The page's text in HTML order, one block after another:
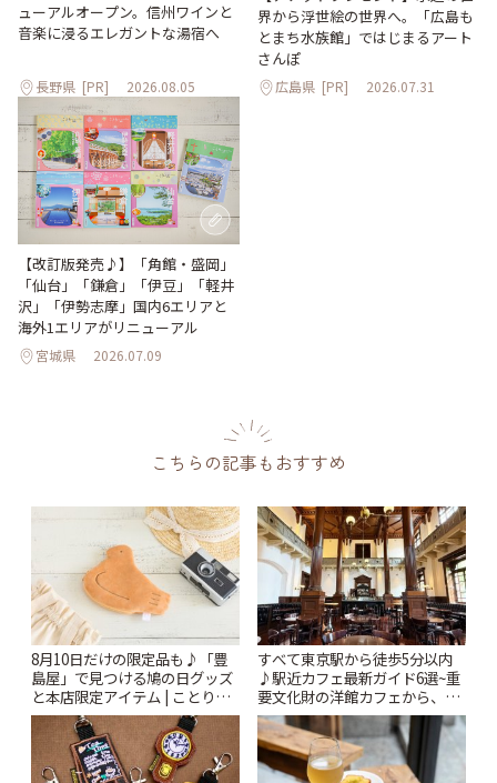
ューアルオープン。信州ワインと
音楽に浸るエレガントな湯宿へ
長野県 [PR] 2026.08.05
界から浮世絵の世界へ。「広島も
とまち水族館」ではじまるアート
さんぽ
広島県 [PR] 2026.07.31
【改訂版発売♪】「角館・盛岡」
「仙台」「鎌倉」「伊豆」「軽井
沢」「伊勢志摩」国内6エリアと
海外1エリアがリニューアル
宮城県 2026.07.09
こちらの記事もおすすめ
8月10日だけの限定品も♪「豊
島屋」で見つける鳩の日グッズ
と本店限定アイテム | ことりっ
ぷ
すべて東京駅から徒歩5分以内
♪駅近カフェ最新ガイド6選~重
要文化財の洋館カフェから、改
札すぐのレトロ喫茶まで~ | こと
りっぷ